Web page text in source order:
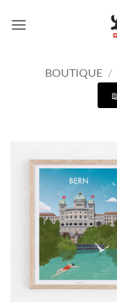
BOUTIQUE /